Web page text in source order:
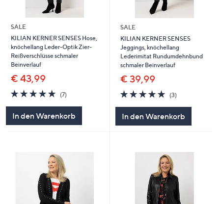
SALE
KILIAN KERNER SENSES Hose,
knöchellang Leder-Optik Zier-
Reißverschlüsse schmaler
Beinverlauf
€ 43,99
4.7
von
(7)
In den Warenkorb
SALE
KILIAN KERNER SENSES
Jeggings, knöchellang
Lederimitat Rundumdehnbund
schmaler Beinverlauf
€ 39,99
4.7
von
5
(3)
In den Warenkorb